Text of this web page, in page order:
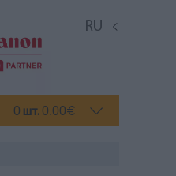
RU
0 шт. 0.00€